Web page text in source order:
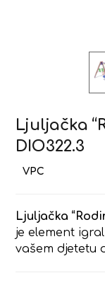
Ljuljačka
DIO322.3
Ljuljačka
je element
vašem djetetu